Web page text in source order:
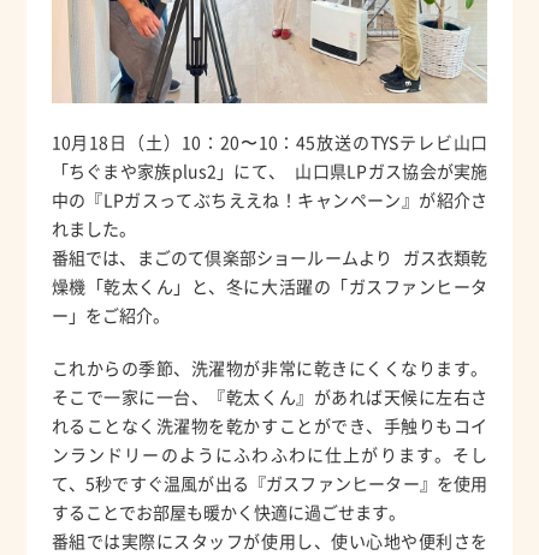
10月18日（土）10：20〜10：45放送のTYSテレビ山口
「ちぐまや家族plus2」にて、 山口県LPガス協会が実施
中の『LPガスってぶちええね！キャンペーン』が紹介さ
れました。
番組では、まごのて倶楽部ショールームより ガス衣類乾
燥機「乾太くん」と、冬に大活躍の「ガスファンヒータ
ー」をご紹介。
これからの季節、洗濯物が非常に乾きにくくなります。
そこで一家に一台、『乾太くん』があれば天候に左右さ
れることなく洗濯物を乾かすことができ、手触りもコイ
ンランドリーのようにふわふわに仕上がります。そし
て、5秒ですぐ温風が出る『ガスファンヒーター』を使用
することでお部屋も暖かく快適に過ごせます。
番組では実際にスタッフが使用し、使い心地や便利さを